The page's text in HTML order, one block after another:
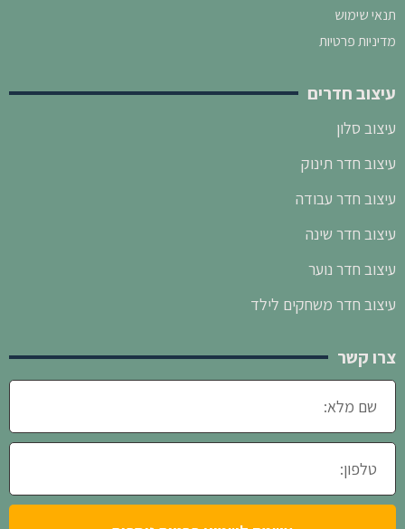
תנאי שימוש
מדיניות פרטיות
עיצוב חדרים
עיצוב סלון
עיצוב חדר תינוק
עיצוב חדר עבודה
עיצוב חדר שינה
עיצוב חדר נוער
עיצוב חדר משחקים לילד
צרו קשר